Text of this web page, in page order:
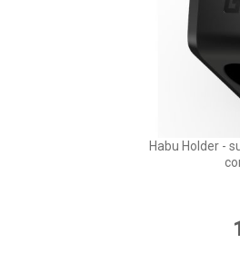
Habu Holder -